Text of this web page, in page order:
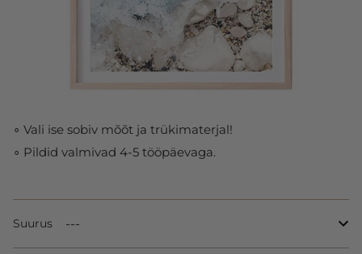
∘ Vali ise sobiv mõõt ja trükimaterjal!
∘ Pildid valmivad 4-5 tööpäevaga.
Suurus